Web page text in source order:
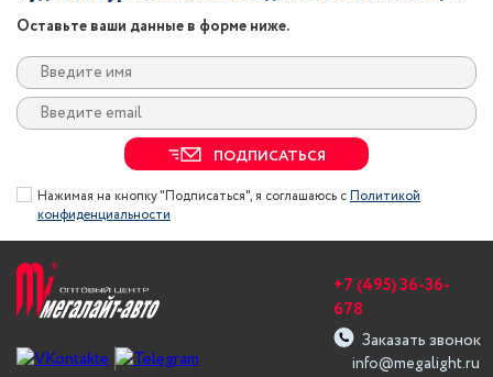
Оставьте ваши данные в форме ниже.
ПОДПИСАТЬСЯ
Нажимая на кнопку "Подписаться", я соглашаюсь сПолитикой
конфиденциальности
info@megalight.ru
+7 (495) 36-36-
678
Заказать звонок